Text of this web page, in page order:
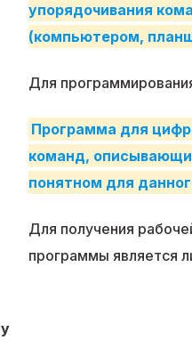
упорядочивания
(компьютером,
Для
Программа для
команд,
понятном для
Для получения
программы является